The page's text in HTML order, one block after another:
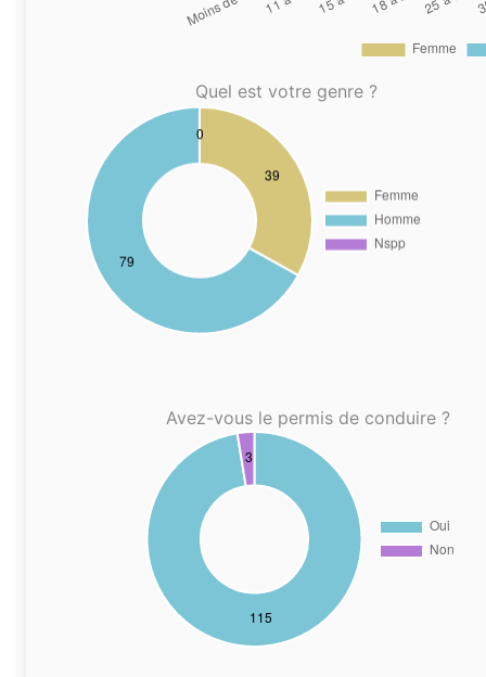
Quel est votre genre ?
Avez-vous le permis de conduire ?